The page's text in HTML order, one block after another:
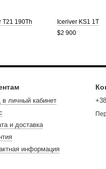
T21 190Th
Iceriver KS1 1T
$2 900
в личный кабинет
и доставка
информация